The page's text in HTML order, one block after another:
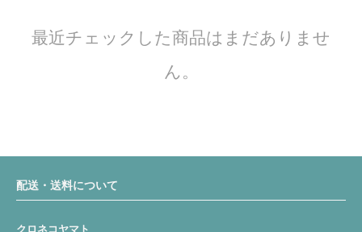
最近チェックした商品はまだありませ
ん。
配送・送料について
クロネコヤマト